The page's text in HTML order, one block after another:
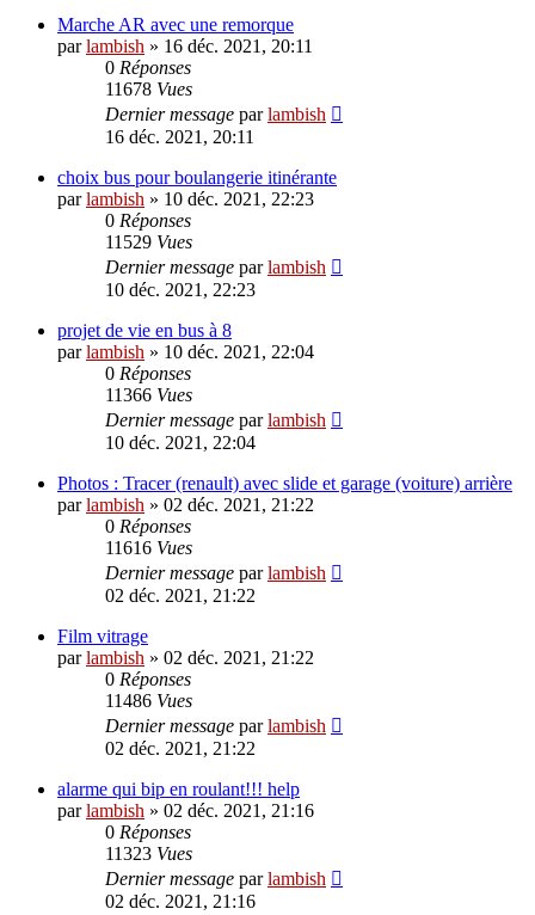
Marche AR avec une remorque
parlambish » 16 déc. 2021, 20:11
0 Réponses
11678 Vues
Dernier message parlambish
16 déc. 2021, 20:11
choix bus pour boulangerie itinérante
parlambish » 10 déc. 2021, 22:23
0 Réponses
11529 Vues
Dernier message parlambish
10 déc. 2021, 22:23
projet de vie en bus à 8
parlambish » 10 déc. 2021, 22:04
0 Réponses
11366 Vues
Dernier message parlambish
10 déc. 2021, 22:04
Photos : Tracer (renault) avec slide et garage (voiture) arrière
parlambish » 02 déc. 2021, 21:22
0 Réponses
11616 Vues
Dernier message parlambish
02 déc. 2021, 21:22
Film vitrage
parlambish » 02 déc. 2021, 21:22
0 Réponses
11486 Vues
Dernier message parlambish
02 déc. 2021, 21:22
alarme qui bip en roulant!!! help
parlambish » 02 déc. 2021, 21:16
0 Réponses
11323 Vues
Dernier message parlambish
02 déc. 2021, 21:16